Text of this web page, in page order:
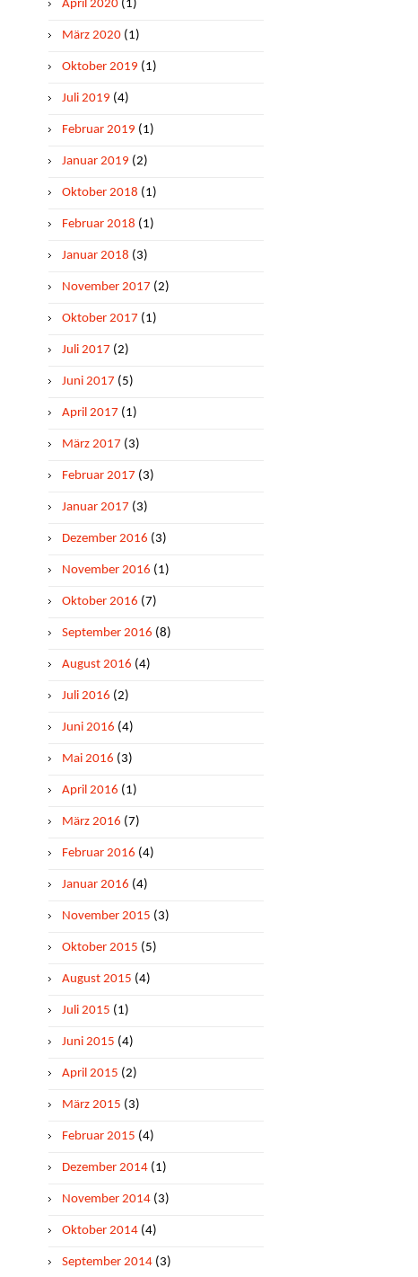
April 2020 (1)
März 2020 (1)
Oktober 2019 (1)
Juli 2019 (4)
Februar 2019 (1)
Januar 2019 (2)
Oktober 2018 (1)
Februar 2018 (1)
Januar 2018 (3)
November 2017 (2)
Oktober 2017 (1)
Juli 2017 (2)
Juni 2017 (5)
April 2017 (1)
März 2017 (3)
Februar 2017 (3)
Januar 2017 (3)
Dezember 2016 (3)
November 2016 (1)
Oktober 2016 (7)
September 2016 (8)
August 2016 (4)
Juli 2016 (2)
Juni 2016 (4)
Mai 2016 (3)
April 2016 (1)
März 2016 (7)
Februar 2016 (4)
Januar 2016 (4)
November 2015 (3)
Oktober 2015 (5)
August 2015 (4)
Juli 2015 (1)
Juni 2015 (4)
April 2015 (2)
März 2015 (3)
Februar 2015 (4)
Dezember 2014 (1)
November 2014 (3)
Oktober 2014 (4)
September 2014 (3)